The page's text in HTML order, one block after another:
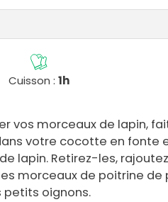
Cuisson :1h
vos morceaux de lapin,
votre cocotte en fonte
lapin. Retirez-les,
morceaux de poitrine de
petits oignons.